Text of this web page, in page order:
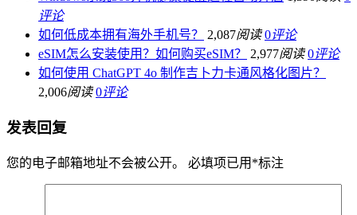
评论
如何低成本拥有海外手机号？
2,087阅读 0评论
eSIM怎么安装使用？如何购买eSIM？
2,977阅读 0评论
如何使用 ChatGPT 4o 制作吉卜力卡通风格化图片？
2,006阅读 0评论
发表回复
您的电子邮箱地址不会被公开。 必填项已用 *标注